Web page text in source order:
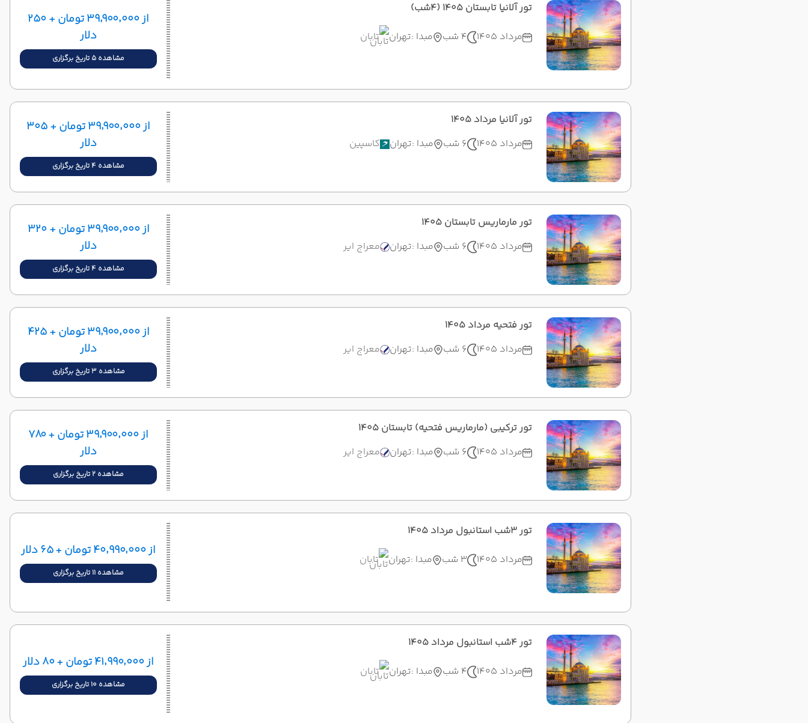
تور آلانیا تابستان 1405 (4شب)
مرداد 1405
4 شب مبدا :تهران تابان
از ۳۹٬۹۰۰٬۰۰۰ تومان + ۲۵۰
دلار
مشاهده 5 تاریخ برگزاری
تور آلانیا مرداد 1405
مرداد 1405
6 شب مبدا :تهران کاسپین
از ۳۹٬۹۰۰٬۰۰۰ تومان + ۳۰۵
دلار
مشاهده 4 تاریخ برگزاری
تور مارماریس تابستان 1405
مرداد 1405
6 شب مبدا :تهران معراج ایر
از ۳۹٬۹۰۰٬۰۰۰ تومان + ۳۲۰
دلار
مشاهده 4 تاریخ برگزاری
تور فتحیه مرداد 1405
مرداد 1405
6 شب مبدا :تهران معراج ایر
از ۳۹٬۹۰۰٬۰۰۰ تومان + ۴۲۵
دلار
مشاهده 3 تاریخ برگزاری
تور ترکیبی (مارماریس فتحیه) تابستان 1405
مرداد 1405
6 شب مبدا :تهران معراج ایر
از ۳۹٬۹۰۰٬۰۰۰ تومان + ۷۸۰
دلار
مشاهده 2 تاریخ برگزاری
تور 3شب استانبول مرداد 1405
مرداد 1405
3 شب مبدا :تهران تابان
از ۴۰٬۹۹۰٬۰۰۰ تومان + ۶۵ دلار
مشاهده 11 تاریخ برگزاری
تور 4شب استانبول مرداد 1405
مرداد 1405
4 شب مبدا :تهران تابان
از ۴۱٬۹۹۰٬۰۰۰ تومان + ۸۰ دلار
مشاهده 10 تاریخ برگزاری